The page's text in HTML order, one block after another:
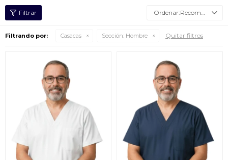
Recomendados
Filtrando por: Casacas Sección: Hombre Quitar filtros